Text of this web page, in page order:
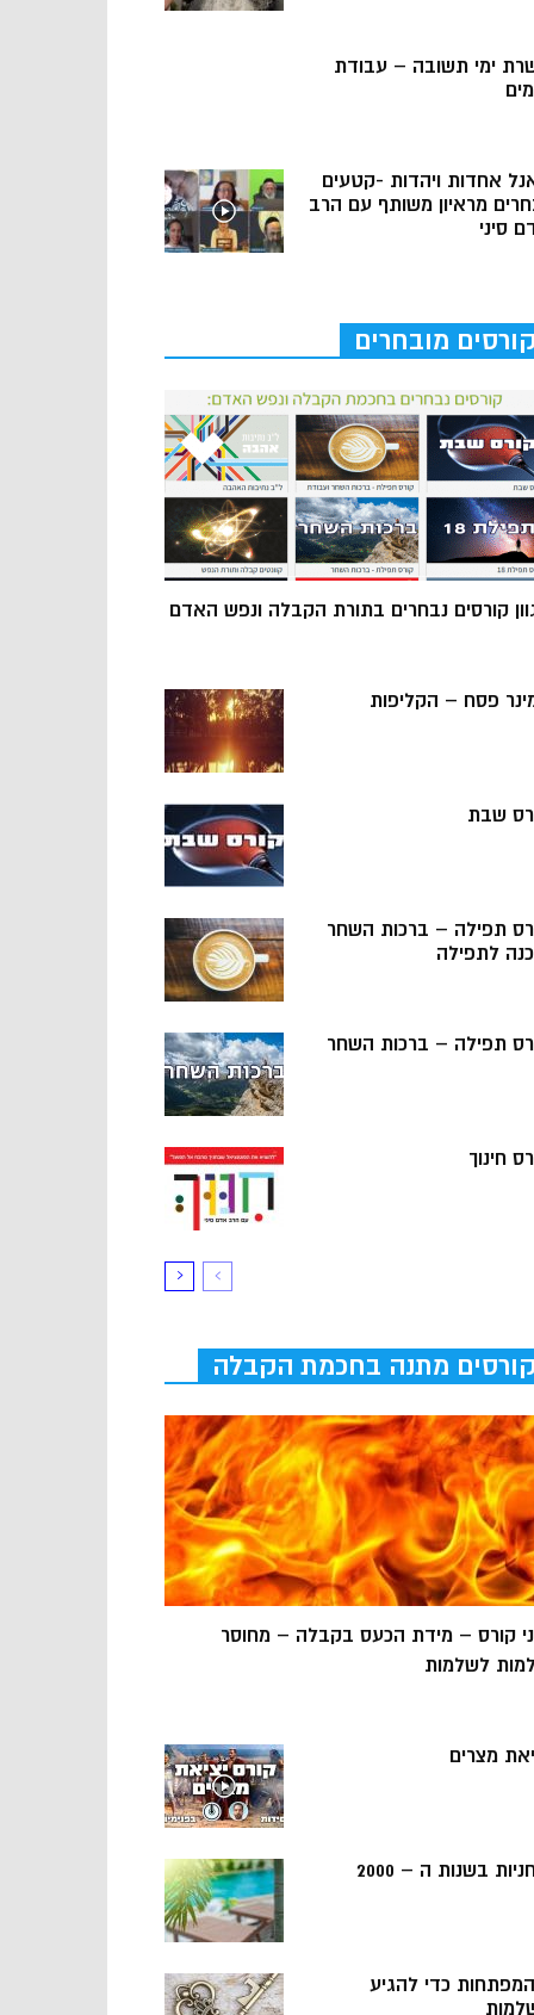
ימי תשובה – עבודת
אחדות ויהדות -קטעים
מראיון משותף עם הרב
סיני
קורסים מובחרים
קורסים נבחרים בתורת הקבלה ונפש האדם
פסח – הקליפות
שבת
תפילה – ברכות השחר
לתפילה
תפילה – ברכות השחר
חינוך
קורסים מתנה בחכמת הקבלה
קורס – מידת הכעס בקבלה – מחוסר
לשלמות
מצרים
בשנות ה – 2000
5 המפתחות כדי להגיע